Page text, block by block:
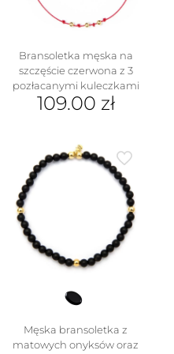
Bransoletka męska na
szczęście czerwona z 3
pozłacanymi kuleczkami
109.00 zł
Męska bransoletka z
matowych onyksów oraz